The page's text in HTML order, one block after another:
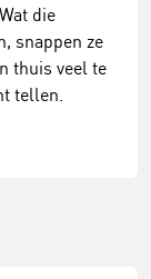
die
snappen ze
thuis veel te
tellen.